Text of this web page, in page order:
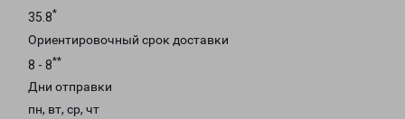
35.8*
Ориентировочный срок доставки
8 - 8**
Дни отправки
пн, вт, ср, чт